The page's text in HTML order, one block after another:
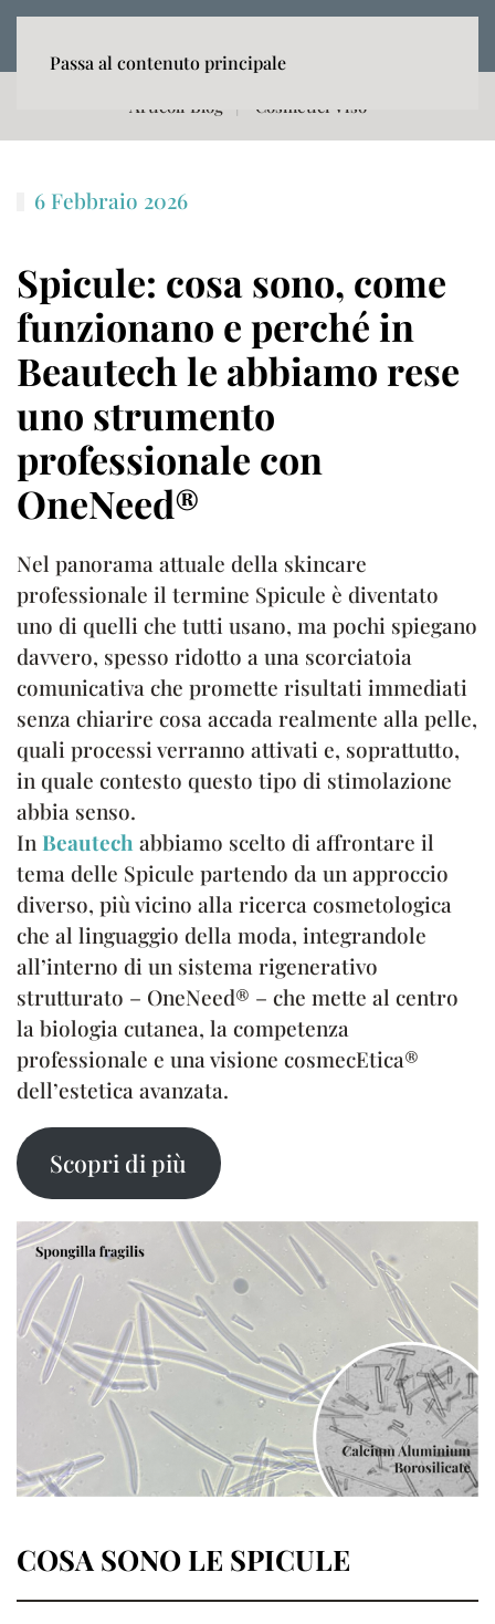
Passa al contenuto principale
Articoli Blog Cosmetici Viso
6 Febbraio 2026
Spicule: cosa sono, come
funzionano e perché in
Beautech le abbiamo rese
uno strumento
professionale con
OneNeed®
Nel panorama attuale della skincare
professionale il termine Spicule è diventato
uno di quelli che tutti usano, ma pochi spiegano
davvero, spesso ridotto a una scorciatoia
comunicativa che promette risultati immediati
senza chiarire cosa accada realmente alla pelle,
quali processi verranno attivati e, soprattutto,
in quale contesto questo tipo di stimolazione
abbia senso.
In Beautech abbiamo scelto di affrontare il
tema delle Spicule partendo da un approccio
diverso, più vicino alla ricerca cosmetologica
che al linguaggio della moda, integrandole
all’interno di un sistema rigenerativo
strutturato – OneNeed® – che mette al centro
la biologia cutanea, la competenza
professionale e una visione cosmecEtica®
dell’estetica avanzata.
Scopri di più
COSA SONO LE SPICULE